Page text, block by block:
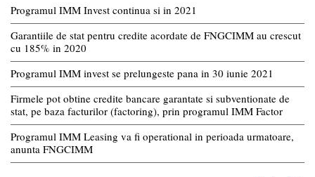
Programul IMM Invest continua si in 2021
Garantiile de stat pentru credite acordate de FNGCIMM au crescut
cu 185% in 2020
Programul IMM invest se prelungeste pana in 30 iunie 2021
Firmele pot obtine credite bancare garantate si subventionate de
stat, pe baza facturilor (factoring), prin programul IMM Factor
Programul IMM Leasing va fi operational in perioada urmatoare,
anunta FNGCIMM